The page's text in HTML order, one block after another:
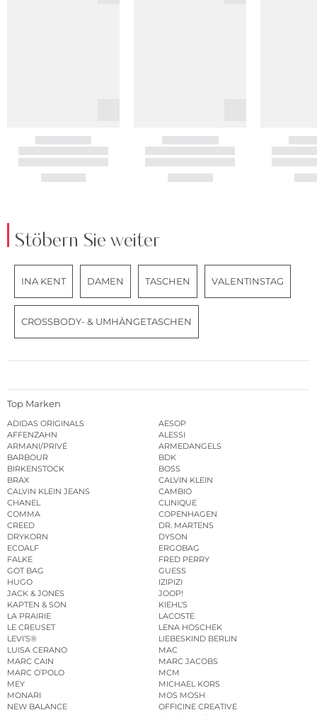
Stöbern Sie weiter
INA KENT DAMEN TASCHEN VALENTINSTAG
CROSSBODY- & UMHÄNGETASCHEN
Top Marken
ADIDAS ORIGINALS
AESOP
AFFENZAHN
ALESSI
ARMANI/PRIVÉ
ARMEDANGELS
BARBOUR
BDK
BIRKENSTOCK
BOSS
BRAX
CALVIN KLEIN
CALVIN KLEIN JEANS
CAMBIO
CHANEL
CLINIQUE
COMMA
COPENHAGEN
CREED
DR. MARTENS
DRYKORN
DYSON
ECOALF
ERGOBAG
FALKE
FRED PERRY
GOT BAG
GUESS
HUGO
IZIPIZI
JACK & JONES
JOOP!
KAPTEN & SON
KIEHL’S
LA PRAIRIE
LACOSTE
LE CREUSET
LENA HOSCHEK
LEVI’S®
LIEBESKIND BERLIN
LUISA CERANO
MAC
MARC CAIN
MARC JACOBS
MARC O’POLO
MCM
MEY
MICHAEL KORS
MONARI
MOS MOSH
NEW BALANCE
OFFICINE CREATIVE